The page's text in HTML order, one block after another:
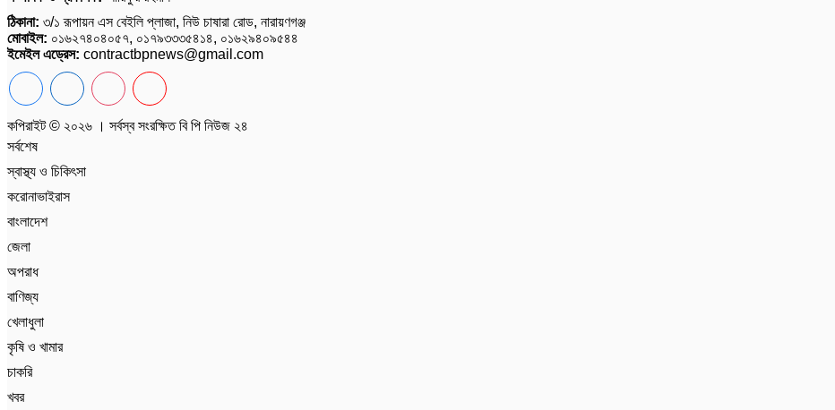
ঠিকানা: ৩/১ রূপায়ন এস বেইলি প্লাজা, নিউ চাষারা রোড, নারায়ণগঞ্জ
মোবাইল: ০১৬২৭৪০৪০৫৭, ০১৭৯৩৩৩৫৪১৪, ০১৬২৯৪০৯৫৪৪
ইমেইল এড্রেস: contractbpnews@gmail.com
কপিরাইট © ২০২৬ । সর্বস্ব সংরক্ষিত বি পি নিউজ ২৪
সর্বশেষ
স্বাস্থ্য ও চিকিৎসা
করোনাভাইরাস
বাংলাদেশ
জেলা
অপরাধ
বাণিজ্য
খেলাধুলা
কৃষি ও খামার
চাকরি
খবর